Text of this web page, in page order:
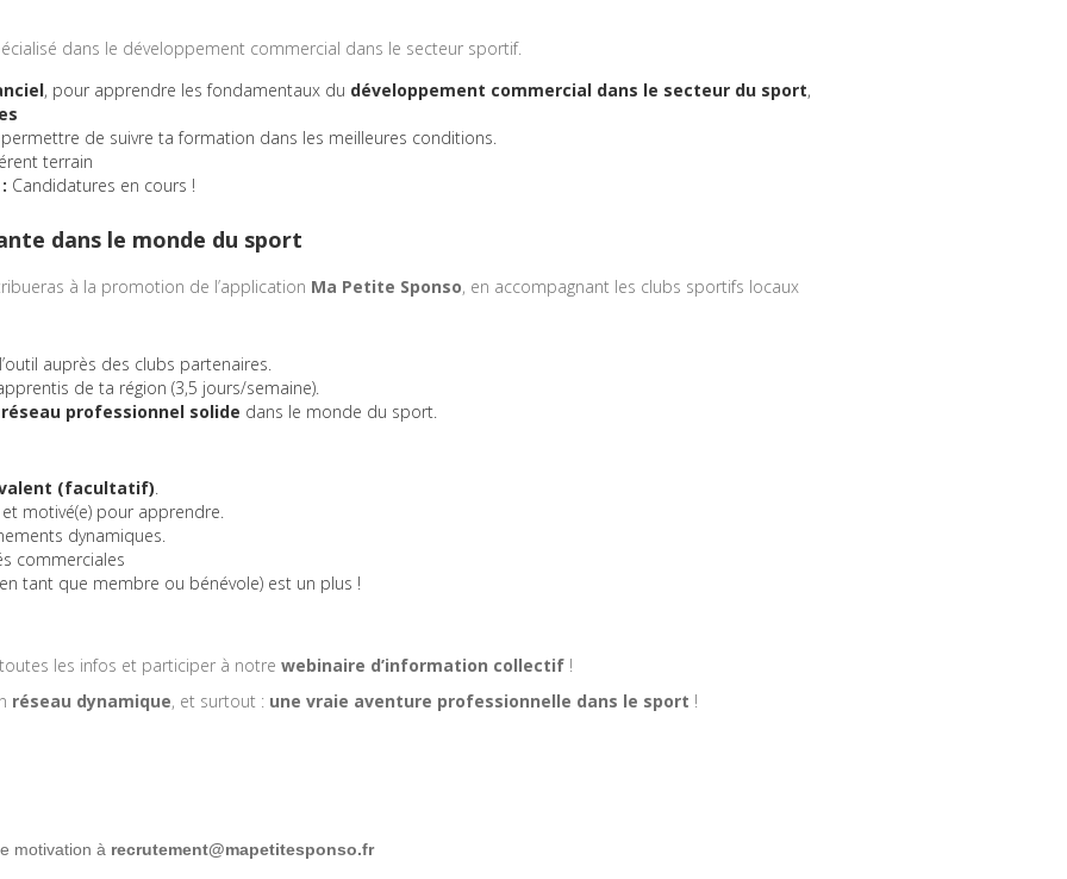
dans le développement commercial dans le secteur sportif.
, pour apprendre les fondamentaux du développement commercial dans le secteur du sport,
de suivre ta formation dans les meilleures conditions.
terrain
Candidatures en cours !
dans le monde du sport
à la promotion de l’application Ma Petite Sponso, en accompagnant les clubs sportifs locaux
auprès des clubs partenaires.
de ta région (3,5 jours/semaine).
réseau professionnel solide dans le monde du sport.
(facultatif).
et motivé(e) pour apprendre.
dynamiques.
commerciales
tant que membre ou bénévole) est un plus !
les infos et participer à notre webinaire d’information collectif !
réseau dynamique, et surtout : une vraie aventure professionnelle dans le sport !
motivation à recrutement@mapetitesponso.fr